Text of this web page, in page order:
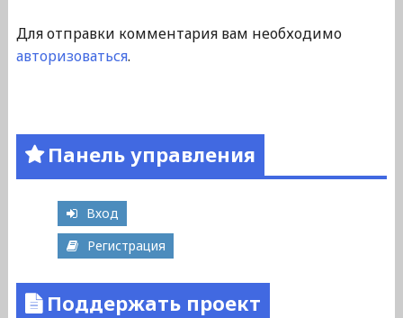
Для отправки комментария вам необходимо
авторизоваться.
Панель управления
Вход
Регистрация
Поддержать проект